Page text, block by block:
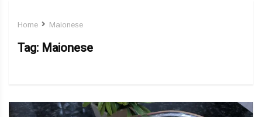
Home Maionese
Tag: Maionese